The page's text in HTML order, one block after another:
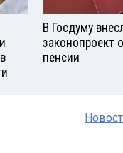
В Госдуму
законопроект
пенсии